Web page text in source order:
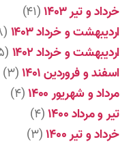
خرداد و تیر ۱۴۰۳
(۴۱)
اردیبهشت و خرداد ۱۴۰۳
(۷۸)
اردیبهشت و خرداد ۱۴۰۲
(۵)
اسفند و فروردین ۱۴۰۱
(۳)
مرداد و شهریور ۱۴۰۰
(۴)
تیر و مرداد ۱۴۰۰
(۴)
خرداد و تیر ۱۴۰۰
(۳)